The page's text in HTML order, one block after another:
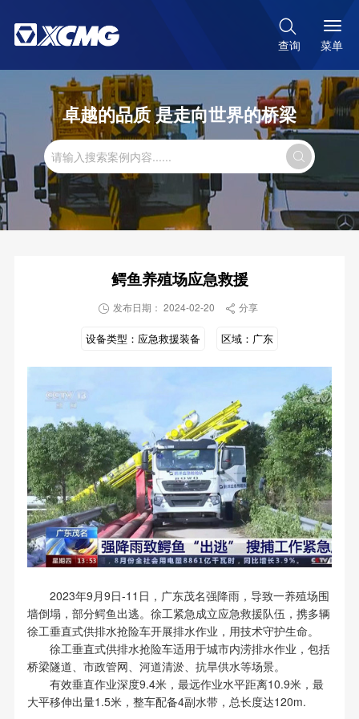

查询 菜单
卓越的品质 是走向世界的桥梁

鳄鱼养殖场应急救援
 发布日期： 2024-02-20  分享
设备类型： 应急救援装备 区域： 广东
2023年9月9日-11日，广东茂名强降雨，导致一养殖场围
墙倒塌，部分鳄鱼出逃。徐工紧急成立应急救援队伍，携多辆
徐工垂直式供排水抢险车开展排水作业，用技术守护生命。
徐工垂直式供排水抢险车适用于城市内涝排水作业，包括
桥梁隧道、市政管网、河道清淤、抗旱供水等场景。
有效垂直作业深度9.4米，最远作业水平距离10.9米，最
大平移伸出量1.5米，整车配备4副水带，总长度达120m.